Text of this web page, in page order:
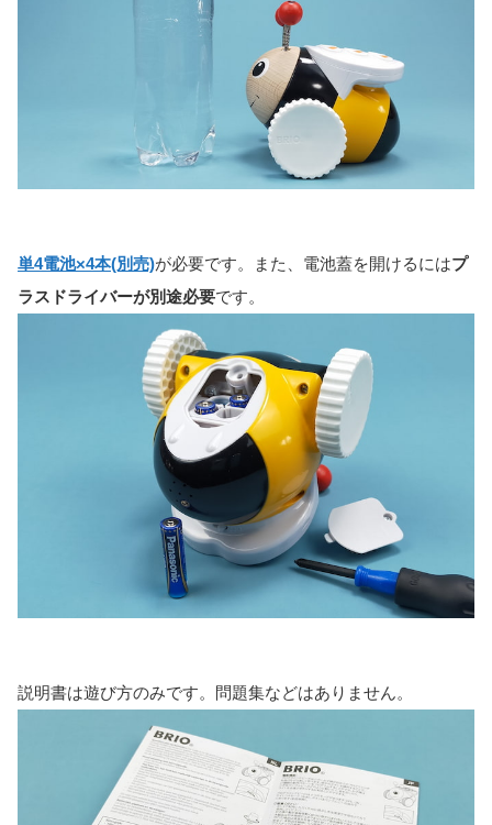
単4電池×4本(別売)が必要です。また、電池蓋を開けるにはプ
ラスドライバーが別途必要です。
説明書は遊び方のみです。問題集などはありません。